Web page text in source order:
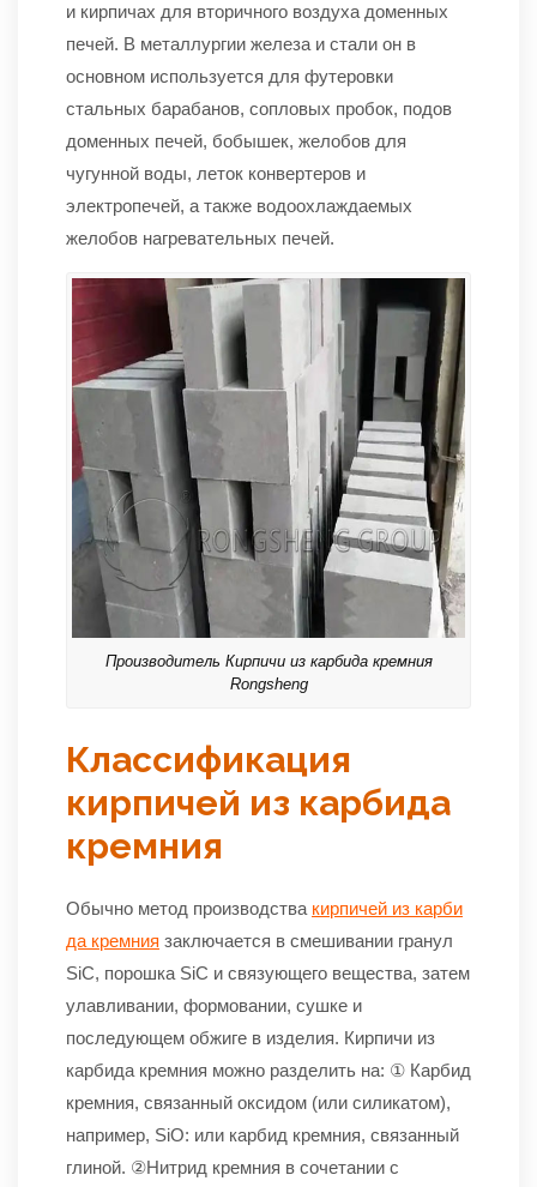
и кирпичах для вторичного воздуха доменных
печей. В металлургии железа и стали он в
основном используется для футеровки
стальных барабанов, сопловых пробок, подов
доменных печей, бобышек, желобов для
чугунной воды, леток конвертеров и
электропечей, а также водоохлаждаемых
желобов нагревательных печей.
Производитель Кирпичи из карбида кремния
Rongsheng
Классификация
кирпичей из карбида
кремния
Обычно метод производства кирпичей из карби
да кремния заключается в смешивании гранул
SiC, порошка SiC и связующего вещества, затем
улавливании, формовании, сушке и
последующем обжиге в изделия. Кирпичи из
карбида кремния можно разделить на: ① Карбид
кремния, связанный оксидом (или силикатом),
например, SiO: или карбид кремния, связанный
глиной. ②Нитрид кремния в сочетании с